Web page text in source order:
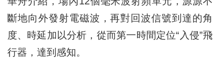
斷地向外發射電磁波，再對回波信號到達的角
度、時延加以分析，從而第一時間定位“入侵”飛
行器，達到感知。